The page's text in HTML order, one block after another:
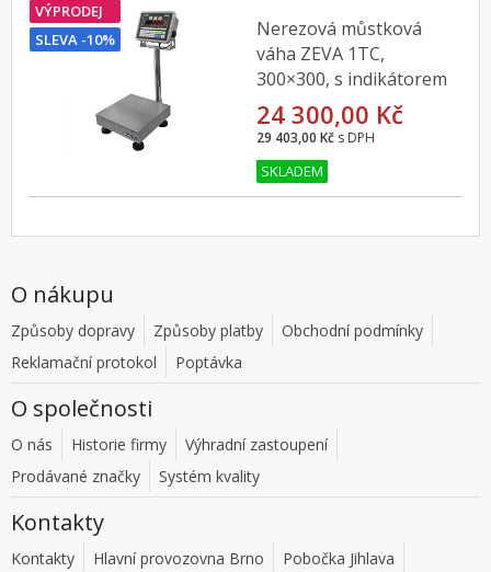
VÝPRODEJ
SLEVA -10%
Nerezová můstková
váha ZEVA 1TC,
300×300, s indikátorem
CAS CI-200SC, 6kg
24 300,00 Kč
29 403,00 Kč s DPH
SKLADEM
O nákupu
Způsoby dopravy Způsoby platby
Obchodní podmínky
Reklamační protokol
Poptávka
O společnosti
O nás Historie firmy
Výhradní zastoupení
Prodávané značky
Systém kvality
Kontakty
Kontakty Hlavní provozovna Brno
Pobočka Jihlava